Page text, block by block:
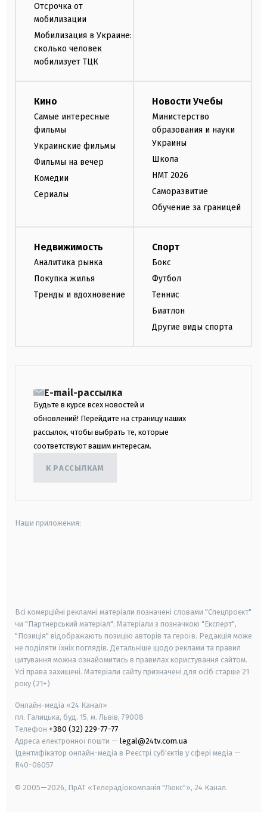
Отсрочка от
мобилизации
Мобилизация в Украине:
сколько человек
мобилизует ТЦК
Кино
Самые интересные
фильмы
Украинские фильмы
Фильмы на вечер
Комедии
Сериалы
Новости Учебы
Министерство
образования и науки
Украины
Школа
НМТ 2026
Саморазвитие
Обучение за границей
Недвижимость
Аналитика рынка
Покупка жилья
Тренды и вдохновение
Спорт
Бокс
Футбол
Теннис
Биатлон
Другие виды спорта
E-mail-рассылка
Будьте в курсе всех новостей и
обновлений! Перейдите на страницу наших
рассылок, чтобы выбрать те, которые
соответствуют вашим интересам.
К РАССЫЛКАМ
Наши приложения:
Всі комерційні рекламні матеріали позначені словами "Спецпроєкт"
чи "Партнерський матеріал". Матеріали з позначкою "Експерт",
"Позиція" відображають позицію авторів та героїв. Редакція може
не поділяти їхніх поглядів. Детальніше щодо реклами та правил
цитування можна ознайомитись в правилах користування сайтом.
Усі права захищені. Матеріали сайту призначені для осіб старше 21
року (21+)
Онлайн-медіа «24 Канал»
пл. Галицька, буд. 15, м. Львів, 79008
Телефон +380 (32) 229-77-77
Адреса електронної пошти — legal@24tv.com.ua
Ідентифікатор онлайн-медіа в Реєстрі суб'єктів у сфері медіа —
R40-06057
© 2005—2026, ПрАТ «Телерадіокомпанія "Люкс"», 24 Канал.